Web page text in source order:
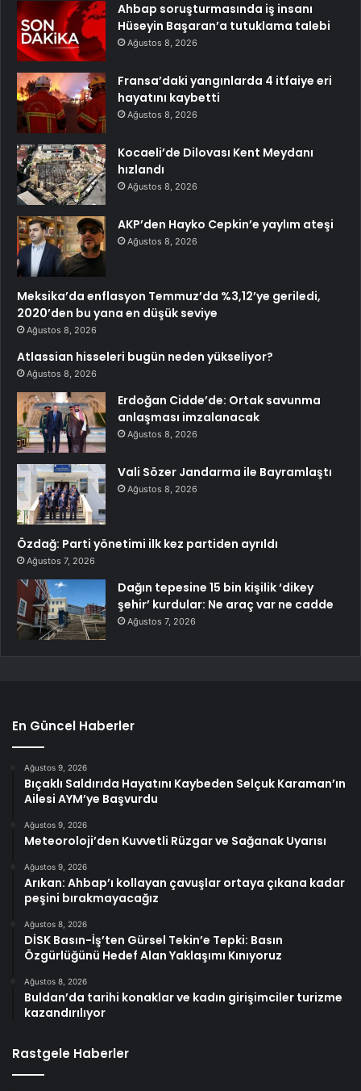
Ahbap soruşturmasında iş insanı
Hüseyin Başaran’a tutuklama talebi
Ağustos 8, 2026
Fransa’daki yangınlarda 4 itfaiye eri
hayatını kaybetti
Ağustos 8, 2026
Kocaeli’de Dilovası Kent Meydanı
hızlandı
Ağustos 8, 2026
AKP’den Hayko Cepkin’e yaylım ateşi
Ağustos 8, 2026
Meksika’da enflasyon Temmuz’da %3,12’ye geriledi,
2020’den bu yana en düşük seviye
Ağustos 8, 2026
Atlassian hisseleri bugün neden yükseliyor?
Ağustos 8, 2026
Erdoğan Cidde’de: Ortak savunma
anlaşması imzalanacak
Ağustos 8, 2026
Vali Sözer Jandarma ile Bayramlaştı
Ağustos 8, 2026
Özdağ: Parti yönetimi ilk kez partiden ayrıldı
Ağustos 7, 2026
Dağın tepesine 15 bin kişilik ‘dikey
şehir’ kurdular: Ne araç var ne cadde
Ağustos 7, 2026
En Güncel Haberler
Ağustos 9, 2026
Bıçaklı Saldırıda Hayatını Kaybeden Selçuk Karaman’ın
Ailesi AYM’ye Başvurdu
Ağustos 9, 2026
Meteoroloji’den Kuvvetli Rüzgar ve Sağanak Uyarısı
Ağustos 9, 2026
Arıkan: Ahbap’ı kollayan çavuşlar ortaya çıkana kadar
peşini bırakmayacağız
Ağustos 8, 2026
DİSK Basın-İş’ten Gürsel Tekin’e Tepki: Basın
Özgürlüğünü Hedef Alan Yaklaşımı Kınıyoruz
Ağustos 8, 2026
Buldan’da tarihi konaklar ve kadın girişimciler turizme
kazandırılıyor
Rastgele Haberler